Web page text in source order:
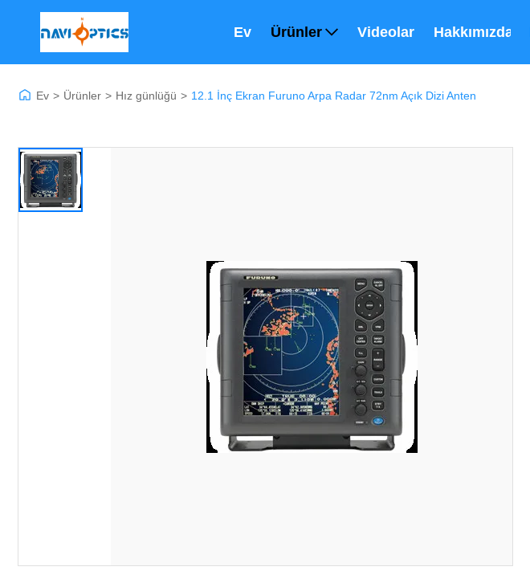
Ev Ürünler Videolar Hakkımızda
Ev > Ürünler > Hız günlüğü > 12.1 İnç Ekran Furuno Arpa Radar 72nm Açık Dizi Anten